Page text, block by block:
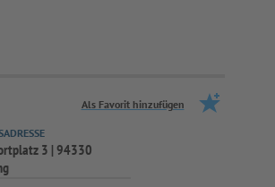
Als Favorit hinzufügen
3 | 94330